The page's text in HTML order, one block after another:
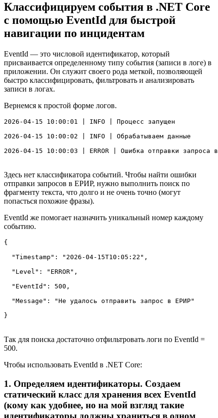
Классифицируем события в .NET Core
с помощью EventId для быстрой
навигации по инцидентам
EventId — это числовой идентификатор, который
присваивается определенному типу события (записи в логе) в
приложении. Он служит своего рода меткой, позволяющей
быстро классифицировать, фильтровать и анализировать
записи в логах.
Вернемся к простой форме логов.
2026-04-15 10:00:01 | INFO | Процесс запущен
2026-04-15 10:00:02 | INFO | Обрабатываем данные
2026-04-15 10:00:03 | ERROR | Ошибка отправки запроса
Здесь нет классификатора событий. Чтобы найти ошибки
отправки запросов в ЕРИР, нужно выполнить поиск по
фрагменту текста, что долго и не очень точно (могут
попасться похожие фразы).
EventId же помогает назначить уникальный номер каждому
событию.
{
"Timestamp": "2026-04-15T10:05:22",
"Level": "ERROR",
"EventId": 500,
"Message": "Не удалось отправить запрос в ЕРИР"
}
Так для поиска достаточно отфильтровать логи по EventId =
500.
Чтобы использовать EventId в .NET Core:
1. Определяем идентификаторы. Создаем
статический класс для хранения всех EventId
(кому как удобнее, но на мой взгляд такие
идентификаторы должны храниться в одном